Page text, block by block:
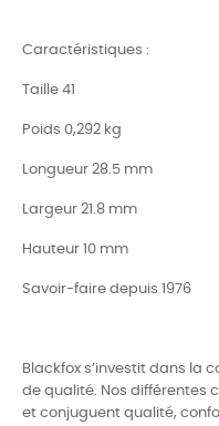
Caractéristiques :
Taille 41
Poids 0,292 kg
Longueur 28.5 mm
Largeur 21.8 mm
Hauteur 10 mm
Savoir-faire depuis 1976
Blackfox s’investit dans la
de qualité. Nos différentes
et conjuguent qualité,